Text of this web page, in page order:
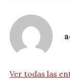
Ver todas las